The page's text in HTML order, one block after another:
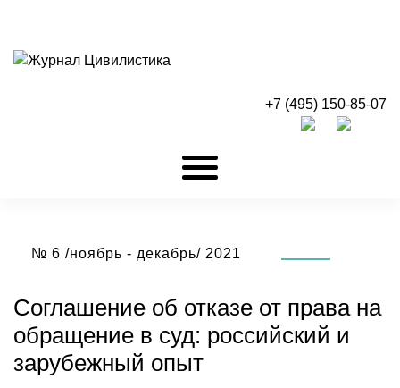
+7 (495) 150-85-07
№ 6 /ноябрь - декабрь/ 2021
Соглашение об отказе от права на
обращение в суд: российский и
зарубежный опыт